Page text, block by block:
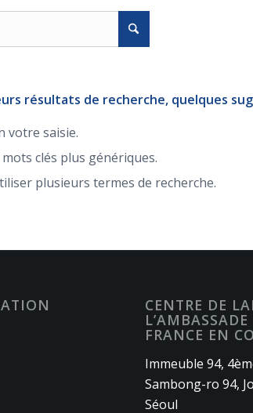
résultats de recherche, quelques
votre saisie.
clés plus génériques.
plusieurs termes de recherche.
CENTRE DE
L’AMBASSADE
FRANCE EN
Immeuble 94,
Sambong-ro 94,
Séoul